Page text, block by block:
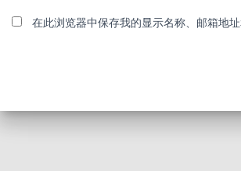
在此浏览器中保存我的显示名称、邮箱地